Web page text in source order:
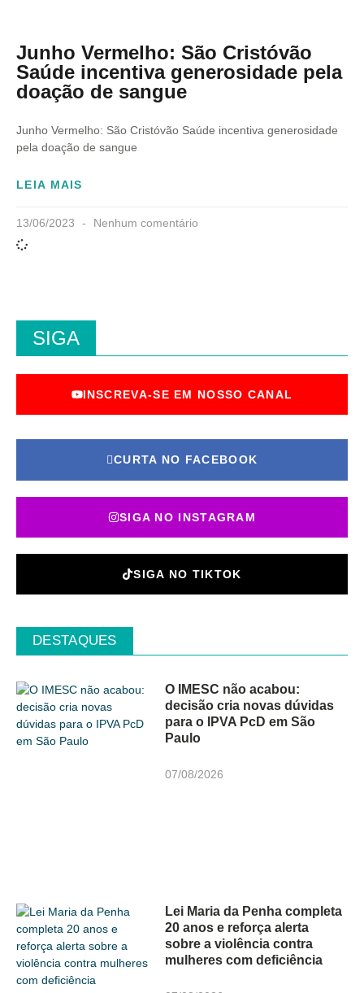
Junho Vermelho: São Cristóvão
Saúde incentiva generosidade pela
doação de sangue
Junho Vermelho: São Cristóvão Saúde incentiva generosidade
pela doação de sangue
LEIA MAIS
13/06/2023 Nenhum comentário
SIGA
INSCREVA-SE EM NOSSO CANAL
CURTA NO FACEBOOK
SIGA NO INSTAGRAM
SIGA NO TIKTOK
DESTAQUES
O IMESC não acabou:
decisão cria novas dúvidas
para o IPVA PcD em São
Paulo
07/08/2026
Lei Maria da Penha completa
20 anos e reforça alerta
sobre a violência contra
mulheres com deficiência